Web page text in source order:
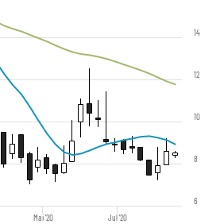
Mai '20 Jul '20
6
8
10
12
14